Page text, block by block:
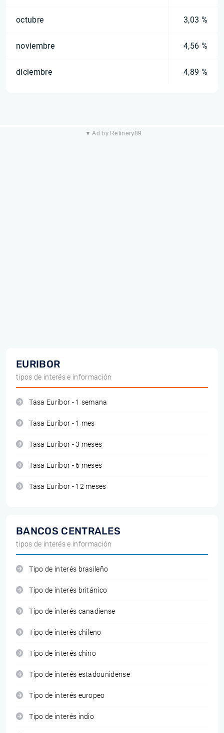
octubre 3,03 %
noviembre 4,56 %
diciembre 4,89 %
▼ Ad by Refinery89
EURIBOR
tipos de interés e información
Tasa Euribor - 1 semana
Tasa Euribor - 1 mes
Tasa Euribor - 3 meses
Tasa Euribor - 6 meses
Tasa Euribor - 12 meses
BANCOS CENTRALES
tipos de interés e información
Tipo de interés brasileño
Tipo de interés británico
Tipo de interés canadiense
Tipo de interés chileno
Tipo de interés chino
Tipo de interés estadounidense
Tipo de interés europeo
Tipo de interés indio